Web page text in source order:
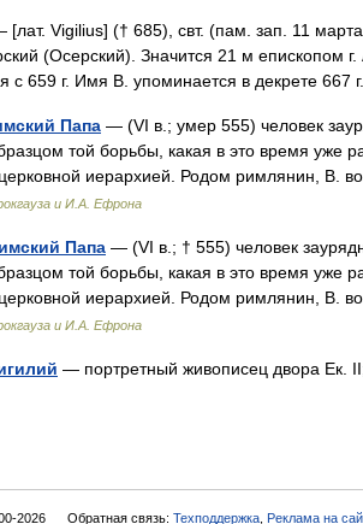
[лат. Vigilius] († 685), свт. (пам. зап. 11
(Осерский). Значится 21 м епископом
с 659 г. Имя В. упоминается в декрете
Папа — (VI в.; умер 555) человек
той борьбы, какая в это время уже
иерархией. Родом римлянин, В.
и И.А. Ефрона
Папа — (VI в.; † 555) человек
той борьбы, какая в это время уже
иерархией. Родом римлянин, В.
и И.А. Ефрона
— портретный живописец двора Ек.
2026 Обратная связь: Техподдержка Реклама на